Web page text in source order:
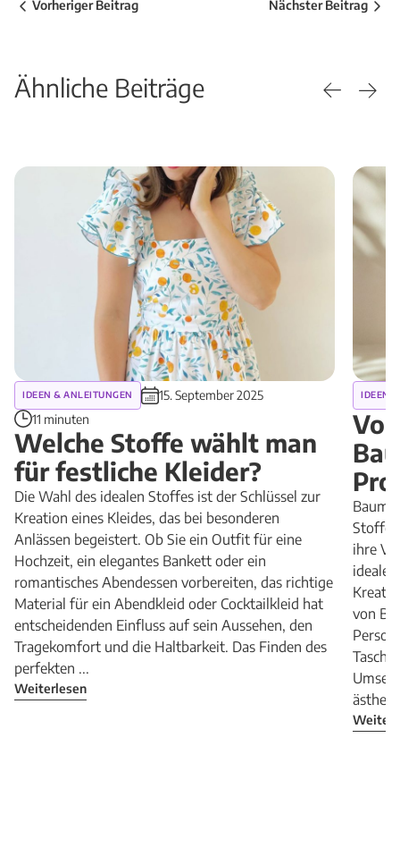
Vorheriger Beitrag Nächster Beitrag
Ähnliche Beiträge
IDEEN & ANLEITUNGEN
15. September 2025
11 minuten
Welche Stoffe wählt man
für festliche Kleider?
Die Wahl des idealen Stoffes ist der Schlüssel zur
Kreation eines Kleides, das bei besonderen
Anlässen begeistert. Ob Sie ein Outfit für eine
Hochzeit, ein elegantes Bankett oder ein
romantisches Abendessen vorbereiten, das richtige
Material für ein Abendkleid oder Cocktailkleid hat
entscheidenden Einfluss auf sein Aussehen, den
Tragekomfort und die Haltbarkeit. Das Finden des
perfekten ...
Weiterlesen
IDEEN
Stoffe
ihre
von